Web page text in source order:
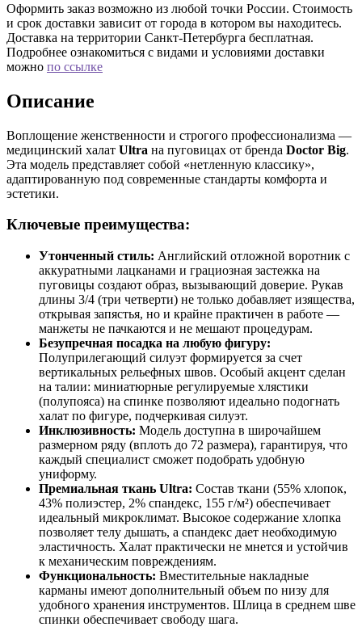
Оформить заказ возможно из любой точки России. Стоимость
и срок доставки зависит от города в котором вы находитесь.
Доставка на территории Санкт-Петербурга бесплатная.
Подробнее ознакомиться с видами и условиями доставки
можно по ссылке
Описание
Воплощение женственности и строгого профессионализма —
медицинский халат Ultra на пуговицах от бренда Doctor Big.
Эта модель представляет собой «нетленную классику»,
адаптированную под современные стандарты комфорта и
эстетики.
Ключевые преимущества:
Утонченный стиль: Английский отложной воротник с
аккуратными лацканами и грациозная застежка на
пуговицы создают образ, вызывающий доверие. Рукав
длины 3/4 (три четверти) не только добавляет изящества,
открывая запястья, но и крайне практичен в работе —
манжеты не пачкаются и не мешают процедурам.
Безупречная посадка на любую фигуру:
Полуприлегающий силуэт формируется за счет
вертикальных рельефных швов. Особый акцент сделан
на талии: миниатюрные регулируемые хлястики
(полупояса) на спинке позволяют идеально подогнать
халат по фигуре, подчеркивая силуэт.
Инклюзивность: Модель доступна в широчайшем
размерном ряду (вплоть до 72 размера), гарантируя, что
каждый специалист сможет подобрать удобную
униформу.
Премиальная ткань Ultra: Состав ткани (55% хлопок,
43% полиэстер, 2% спандекс, 155 г/м²) обеспечивает
идеальный микроклимат. Высокое содержание хлопка
позволяет телу дышать, а спандекс дает необходимую
эластичность. Халат практически не мнется и устойчив
к механическим повреждениям.
Функциональность: Вместительные накладные
карманы имеют дополнительный объем по низу для
удобного хранения инструментов. Шлица в среднем шве
спинки обеспечивает свободу шага.